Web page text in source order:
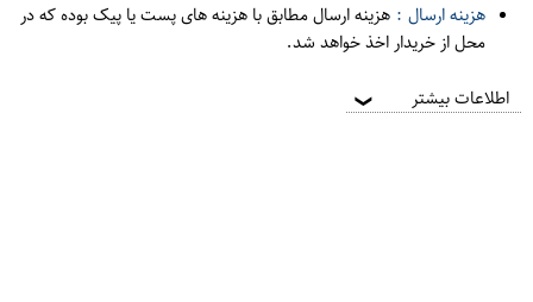
هزینه ارسال : هزینه ارسال مطابق با هزینه های پست یا پیک بوده که در
محل از خریدار اخذ خواهد شد.
اطلاعات بیشتر ❯